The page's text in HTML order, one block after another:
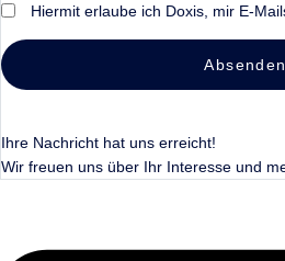
Hiermit erlaube ich Doxis, mir E-
Absenden
Ihre Nachricht hat uns erreicht!
Wir freuen uns über Ihr Interesse und